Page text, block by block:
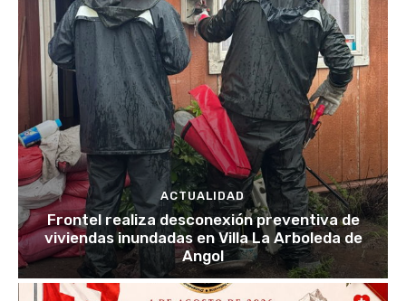
ACTUALIDAD
Frontel realiza desconexión preventiva de
viviendas inundadas en Villa La Arboleda de
Angol